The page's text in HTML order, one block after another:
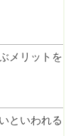
メリットを
といわれる